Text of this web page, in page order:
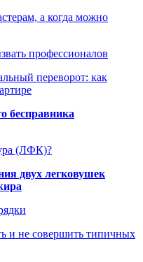
а когда можно
профессионалов
переворот: как
бесправника
(ЛФК)?
двух легковушек
и не совершить типичных